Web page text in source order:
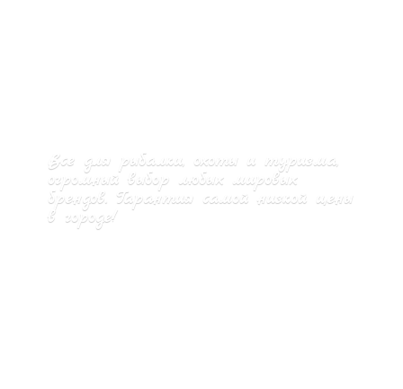
Все для рыбалки, охоты и туризма,
огромный выбор любых мировых
брендов. Гарантия самой низкой цены
в городе!